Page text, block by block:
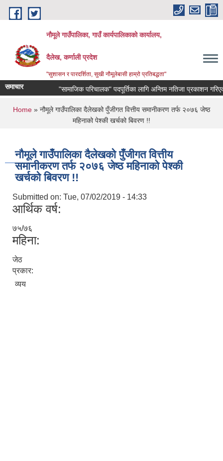
Skip to main content
नौमूले गाउँपालिका, गाउँ कार्यपालिकाको कार्यालय,
दैलेख, कर्णाली प्रदेश
"सुशासन र पारदर्शिता, सुखी नौमूलेबासी हाम्रो प्रतिबद्धता"
समाचार "सामाजिक परिचालक" पदपूर्तिका लागि अन्तिम नतिजा प्रकाशन गरिएको
You are here
Home » नौमूले गाउँपालिका दैलेखको पुँजीगत वित्तीय समानीकरण तर्फ २०७६ जेष्ठ
महिनाको पेश्की खर्चको बिवरण !!
नौमूले गाउँपालिका दैलेखको पुँजीगत वित्तीय
समानीकरण तर्फ २०७६ जेष्ठ महिनाको पेश्की
खर्चको बिवरण !!
Submitted on: Tue, 07/02/2019 - 14:33
आर्थिक वर्ष:
७५/७६
महिना:
जेठ
प्रकार:
व्यय